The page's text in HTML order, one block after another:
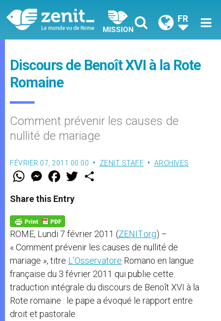
MISSION
FR
Discours de Benoît XVI à la Rote
Romaine
Comment prévenir les causes de
nullité de mariage
FÉVRIER 07, 2011 00:00 ZENIT STAFF ARCHIVES
W
t
s
p
p
M
e
s
e
g
e
r
F
a
e
b
o
k
w
Share this Entry
ROME, Lundi 7 février 2011 (ZENIT.org) –
« Comment prévenir les causes de nullité de
mariage », titre L’Osservatore Romano en langue
française du 3 février 2011 qui publie cette
traduction intégrale du discours de Benoît XVI à la
Rote romaine : le pape a évoqué le rapport entre
droit et pastorale.